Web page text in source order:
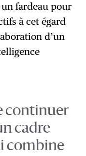
fardeau pour
à cet égard
d’un
continuer
cadre
combine